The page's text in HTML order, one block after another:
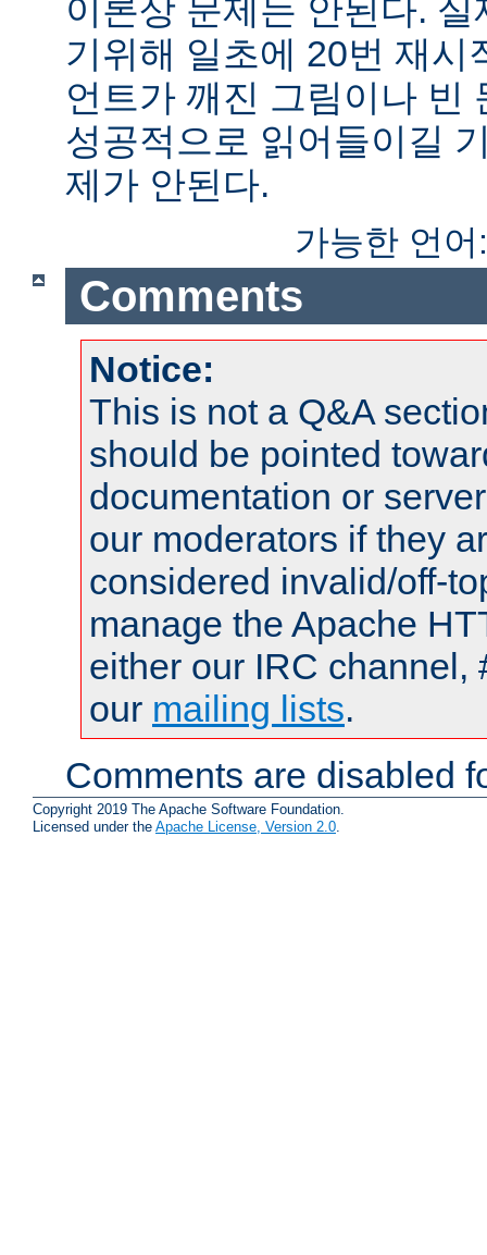
이론상 문제는 안된다.
기위해 일초에 20번 재시
언트가 깨진 그림이나 빈
성공적으로 읽어들이길
제가 안된다.
가능한 언
Comments
Notice:
This is not a Q&A
should be pointed
documentation or
our moderators if they
considered invalid/off-
manage the Apache
either our IRC channel,
our mailing lists.
Comments are disabled
Copyright 2019 The Apache Software Foundation.
Licensed under the Apache License, Version 2.0.